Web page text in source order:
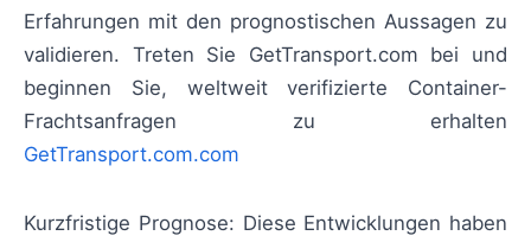
Erfahrungen mit den prognostischen Aussagen zu
validieren. Treten Sie GetTransport.com bei und
beginnen Sie, weltweit verifizierte Container-
Frachtsanfragen zu erhalten
GetTransport.com.com
Kurzfristige Prognose: Diese Entwicklungen haben